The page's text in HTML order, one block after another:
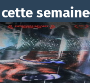
semaine